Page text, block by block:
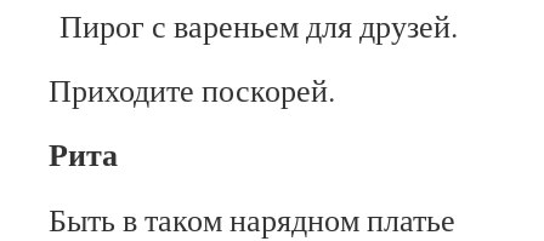
Пирог с вареньем для друзей.
Приходите поскорей.
Рита
Быть в таком нарядном платье